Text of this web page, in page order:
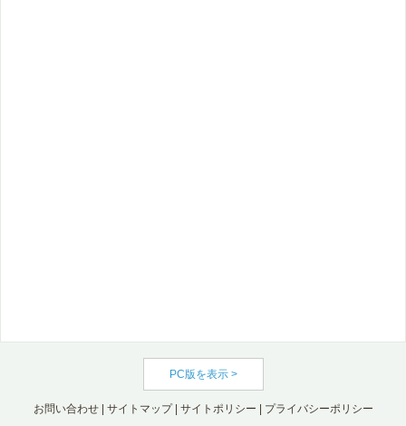
PC版を表示 >
お問い合わせ| サイトマップ| サイトポリシー プライバシーポリシー